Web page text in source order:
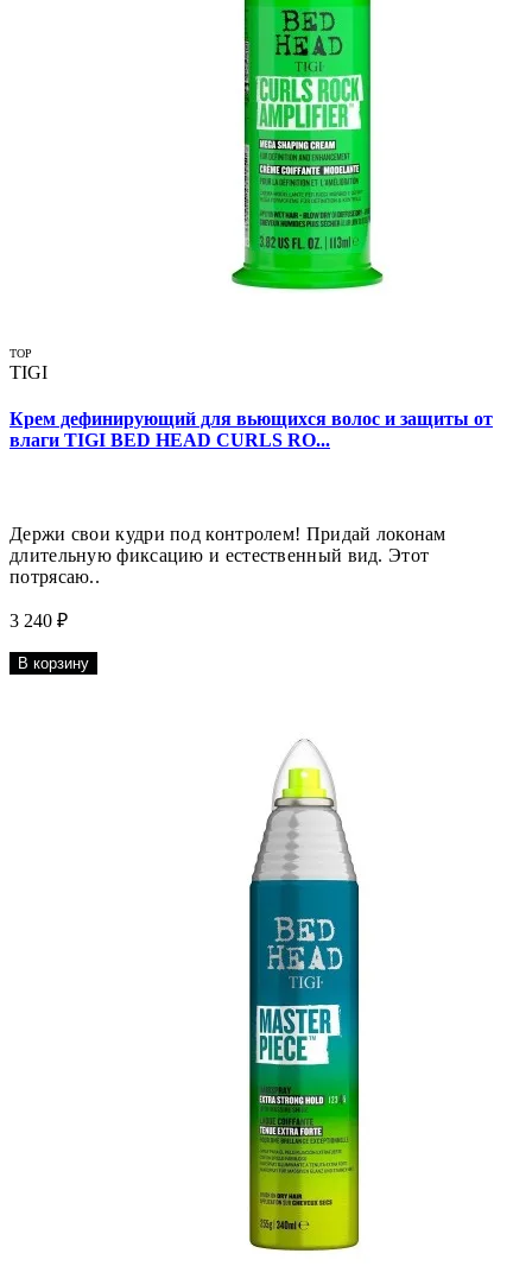
TOP
TIGI
Крем дефинирующий для вьющихся волос и защиты от
влаги TIGI BED HEAD CURLS RO...
Держи свои кудри под контролем! Придай локонам
длительную фиксацию и естественный вид. Этот
потрясаю..
3 240 ₽
В корзину